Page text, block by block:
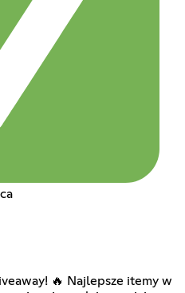
🔥 Najlepsze itemy w